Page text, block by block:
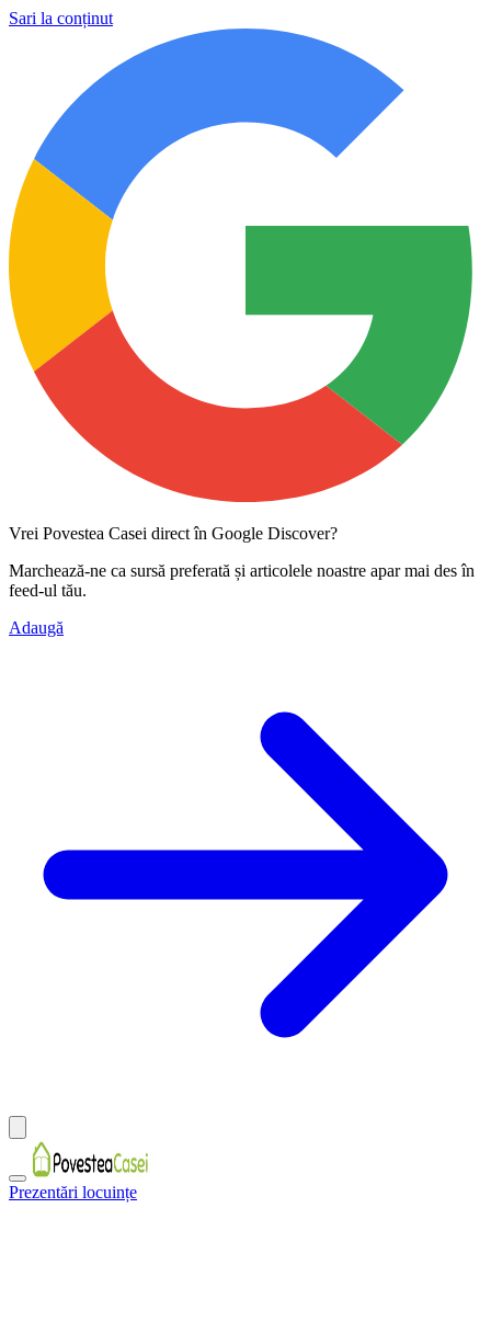
Sari la conținut
Vrei Povestea Casei direct în Google Discover?
Marchează-ne ca sursă preferată și articolele noastre apar mai des în
feed-ul tău.
Adaugă
Prezentări locuințe